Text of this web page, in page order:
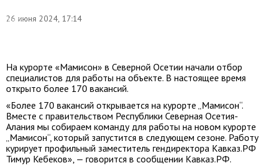
26 июня 2024, 17:14
пресс-
На курорте «Мамисон» в Северной Осетии начали отбор
специалистов для работы на объекте. В настоящее время
открыто более 170 вакансий.
«Более 170 вакансий открывается на курорте „Мамисон“.
Вместе с правительством Республики Северная Осетия-
Алания мы собираем команду для работы на новом курорте
„Мамисон“, который запустится в следующем сезоне. Работу
курирует профильный заместитель гендиректора Кавказ.РФ
Тимур Кебеков», — говорится в сообщении Кавказ.РФ.